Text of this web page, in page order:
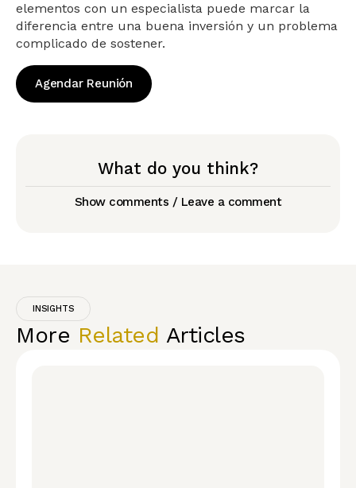
elementos con un especialista puede marcar la
diferencia entre una buena inversión y un problema
complicado de sostener.
Agendar Reunión
What do you think?
Show comments / Leave a comment
INSIGHTS
More Related Articles